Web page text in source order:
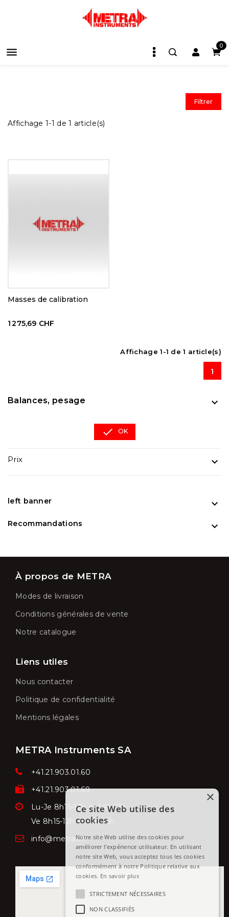
 0
Filtrer
Affichage 1-1 de 1 article(s)
Masses de calibration
1 275,69 CHF
Affichage 1-1 de 1 article(s)
1
Balances, pesage 
 OK
Prix 
left banner 
Recommandations 
À propos de METRA
Modes de livraison
Conditions générales de vente
Notre catalogue
Liens utiles
Nous contacter
Politique de confidentialité
Mentions légales
METRA Instruments SA
+41.21.903.01.60
+41.21.903.01.69
Lu-Je 8h15-12h et 14h-17h
Ve 8h15-12h et 14h-16h
info@metra.ch
×
Ce site Web utilise des
cookies
Notre site Web utilise des cookies pour
améliorer l'expérience utilisateur. En utilisant
notre site Web, vous acceptez tous les cookies
conformément à notre Politique relative aux
cookies. En savoir plus
STRICTEMENT NÉCESSAIRES
NON CLASSIFIÉS